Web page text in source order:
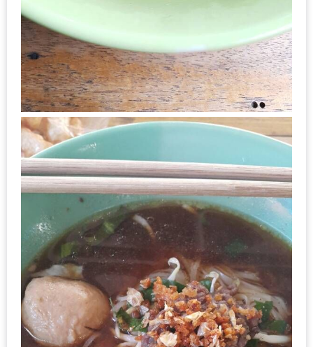
CHECKOUT
DRAFT
–
บาร์บีคิว
สาว
เหนือ
กับ
สลัด
หนุ่ม
บ้านนา
เมนู
เด็ด
จาก
ANNA
FARM